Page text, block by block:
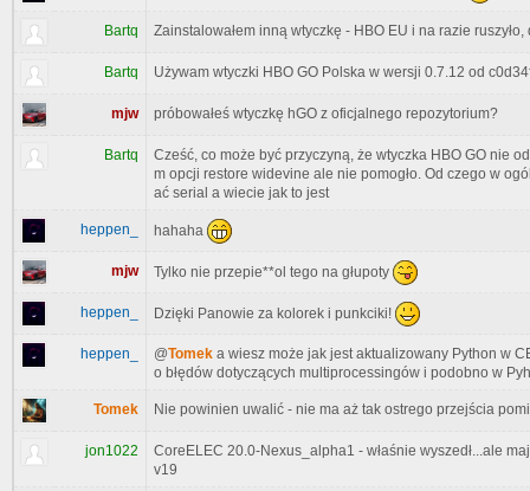
Bartq Zainstalowałem inną wtyczkę - HBO EU i na razie ruszyło,
Bartq Używam wtyczki HBO GO Polska w wersji 0.7.12 od
mjw próbowałeś wtyczkę hGO z oficjalnego repozytorium?
Bartq
Cześć, co może być przyczyną, że wtyczka HBO GO nie
m opcji restore widevine ale nie pomogło. Od czego w
ać serial a wiecie jak to jest
heppen_ hahaha
mjw Tylko nie przepie**ol tego na głupoty
heppen_ Dzięki Panowie za kolorek i punkciki!
heppen_ @Tomek a wiesz może jak jest aktualizowany Python w
o błędów dotyczących multiprocessingów i podobno w
Tomek Nie powinien uwalić - nie ma aż tak ostrego przejścia
jon1022
CoreELEC 20.0-Nexus_alpha1 - właśnie wyszedł...ale
v19